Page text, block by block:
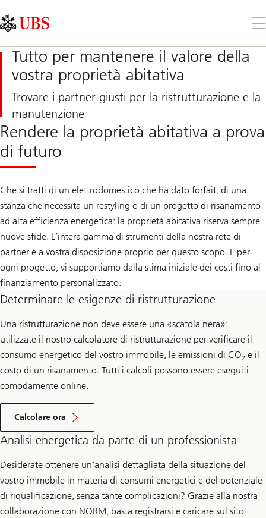
Links
Area
il
Tutto per mantenere il valore della
vostra proprietà abitativa
Trovare i partner giusti per la ristrutturazione e la
manutenzione
Rendere la proprietà abitativa a prova
di futuro
Che si tratti di un elettrodomestico che ha dato forfait, di una
stanza che necessita un restyling o di un progetto di risanamento
ad alta efficienza energetica: la proprietà abitativa riserva sempre
nuove sfide. L’intera gamma di strumenti della nostra rete di
partner è a vostra disposizione proprio per questo scopo. E per
ogni progetto, vi supportiamo dalla stima iniziale dei costi fino al
finanziamento personalizzato.
Determinare le esigenze di ristrutturazione
Una ristrutturazione non deve essere una «scatola nera»:
utilizzate il nostro calcolatore di ristrutturazione per verificare il
consumo energetico del vostro immobile, le emissioni di CO2 e il
costo di un risanamento. Tutti i calcoli possono essere eseguiti
comodamente online.
Calcolare ora
Analisi energetica da parte di un professionista
Desiderate ottenere un'analisi dettagliata della situazione del
vostro immobile in materia di consumi energetici e del potenziale
di riqualificazione, senza tante complicazioni? Grazie alla nostra
collaborazione con NORM, basta registrarsi e caricare sul sito